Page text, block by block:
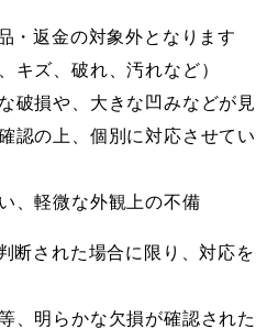
・返金の対象外となります
キズ、破れ、汚れなど）
破損や、大きな凹みなどが見
認の上、個別に対応させてい
、軽微な外観上の不備
断された場合に限り、対応を
、明らかな欠損が確認された